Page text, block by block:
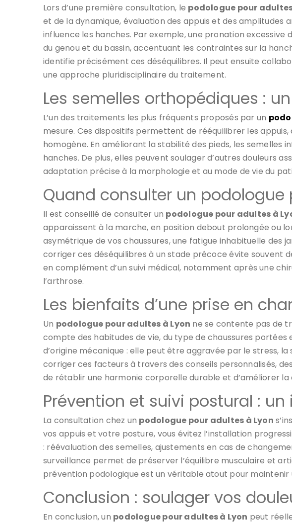
Lors d’une première consultation, le podologue pour
et de la dynamique, évaluation des appuis et des
influence les hanches. Par exemple, une pronation
du genou et du bassin, accentuant les contraintes sur la
identifie précisément ces déséquilibres. Il peut ensuite
une approche pluridisciplinaire du traitement.
Les semelles orthopédiques :
L’un des traitements les plus fréquents proposés par un
mesure. Ces dispositifs permettent de rééquilibrer les
homogène. En améliorant la stabilité des pieds, les semelles
hanches. De plus, elles peuvent soulager d’autres douleurs
adaptation précise à la morphologie et au mode de vie du
Quand consulter un
Il est conseillé de consulter un podologue pour adultes à
apparaissent à la marche, en position debout prolongée ou
asymétrique de vos chaussures, une fatigue inhabituelle des
corriger ces déséquilibres à un stade précoce évite souvent
en complément d’un suivi médical, notamment après une
l’arthrose.
Les bienfaits d’une prise en
Un podologue pour adultes à Lyon ne se contente pas de
compte des habitudes de vie, du type de chaussures portées
d’origine mécanique : elle peut être aggravée par le stress,
corriger ces facteurs à travers des conseils personnalisés,
de rétablir une harmonie corporelle durable et d’améliorer la
Prévention et suivi postural :
La consultation chez un podologue pour adultes à Lyon
vos appuis et votre posture, vous évitez l’installation
: réévaluation des semelles, ajustements en cas de
surveillance permet de préserver l’équilibre musculaire et
prévention podologique est un véritable atout pour
Conclusion : soulager vos
En conclusion, un podologue pour adultes à Lyon peut